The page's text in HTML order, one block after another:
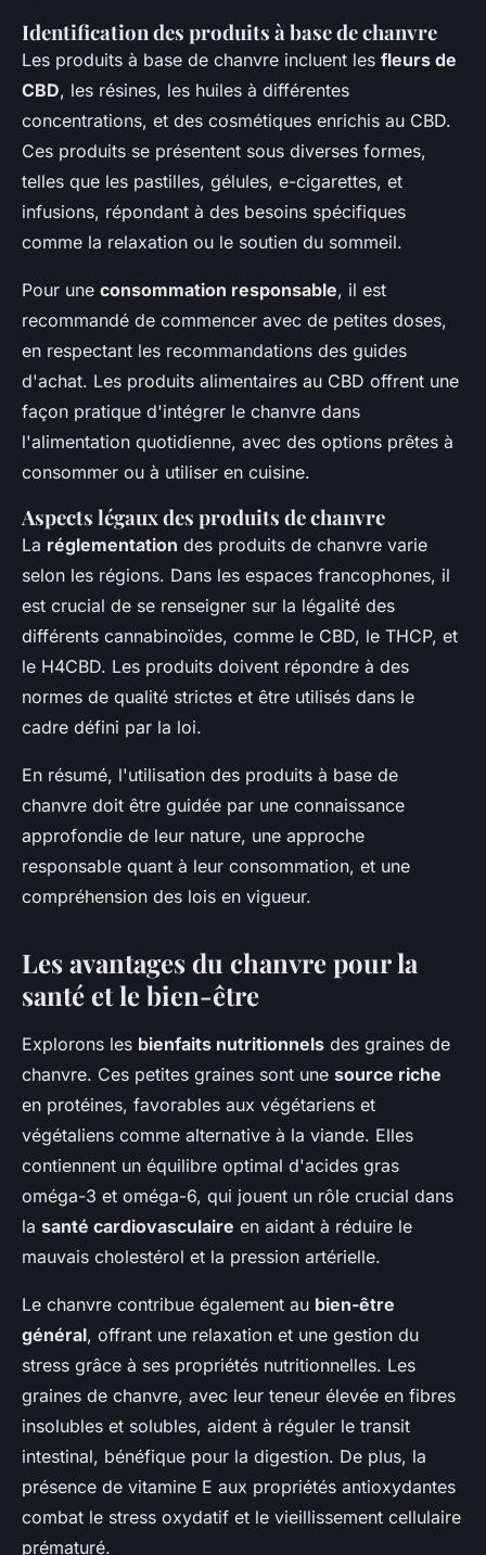
Identification des produits à base de chanvre
Les produits à base de chanvre incluent les fleurs de
CBD, les résines, les huiles à différentes
concentrations, et des cosmétiques enrichis au CBD.
Ces produits se présentent sous diverses formes,
telles que les pastilles, gélules, e-cigarettes, et
infusions, répondant à des besoins spécifiques
comme la relaxation ou le soutien du sommeil.
Pour une consommation responsable, il est
recommandé de commencer avec de petites doses,
en respectant les recommandations des guides
d'achat. Les produits alimentaires au CBD offrent une
façon pratique d'intégrer le chanvre dans
l'alimentation quotidienne, avec des options prêtes à
consommer ou à utiliser en cuisine.
Aspects légaux des produits de chanvre
La réglementation des produits de chanvre varie
selon les régions. Dans les espaces francophones, il
est crucial de se renseigner sur la légalité des
différents cannabinoïdes, comme le CBD, le THCP, et
le H4CBD. Les produits doivent répondre à des
normes de qualité strictes et être utilisés dans le
cadre défini par la loi.
En résumé, l'utilisation des produits à base de
chanvre doit être guidée par une connaissance
approfondie de leur nature, une approche
responsable quant à leur consommation, et une
compréhension des lois en vigueur.
Les avantages du chanvre pour la
santé et le bien-être
Explorons les bienfaits nutritionnels des graines de
chanvre. Ces petites graines sont une source riche
en protéines, favorables aux végétariens et
végétaliens comme alternative à la viande. Elles
contiennent un équilibre optimal d'acides gras
oméga-3 et oméga-6, qui jouent un rôle crucial dans
la santé cardiovasculaire en aidant à réduire le
mauvais cholestérol et la pression artérielle.
Le chanvre contribue également au bien-être
général, offrant une relaxation et une gestion du
stress grâce à ses propriétés nutritionnelles. Les
graines de chanvre, avec leur teneur élevée en fibres
insolubles et solubles, aident à réguler le transit
intestinal, bénéfique pour la digestion. De plus, la
présence de vitamine E aux propriétés antioxydantes
combat le stress oxydatif et le vieillissement cellulaire
prématuré.